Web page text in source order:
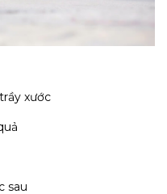
xước
sau